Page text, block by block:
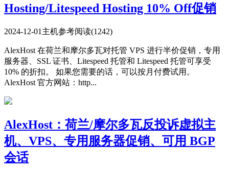
Hosting/Litespeed Hosting 10% Off促销
2024-12-01 主机参考阅读(1242)
AlexHost 在荷兰和摩尔多瓦对托管 VPS 进行半价促销，专用
服务器、SSL 证书、Litespeed 托管和 Litespeed 托管可享受
10% 的折扣。 如果您需要的话，可以按月付费试用。
AlexHost 官方网站：http...
AlexHost：荷兰/摩尔多瓦反投诉虚拟主
机、VPS、专用服务器促销、可用 BGP
会话